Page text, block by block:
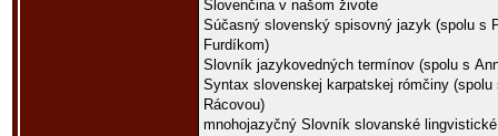
Slovenčina v našom živote
Súčasný slovenský spisovný jazyk (spolu s
Furdíkom)
Slovník jazykovedných termínov (spolu s
Syntax slovenskej karpatskej rómčiny (spolu
Rácovou)
mnohojazyčný Slovník slovanské